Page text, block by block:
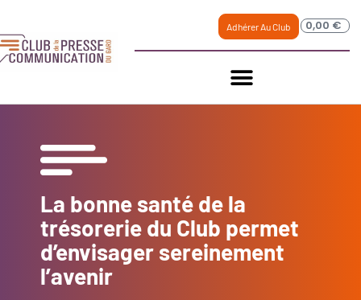
Adhérer Au Club 0,00 €
La bonne santé de la
trésorerie du Club permet
d’envisager sereinement
l’avenir